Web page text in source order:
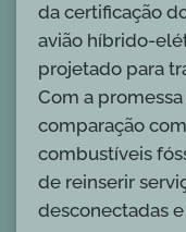
da certificação
avião híbrido-
projetado para
Com a
comparação
combustíveis
de reinserir
desconectadas